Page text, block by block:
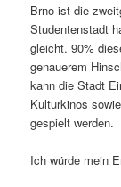
Brno ist die
Studentenstadt
gleicht. 90%
genauerem
kann die Stadt
Kulturkinos
gespielt werden.
Ich würde mein